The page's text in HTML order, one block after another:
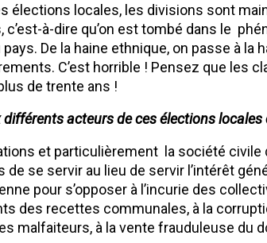
élections locales, les divisions sont
à-dire qu’on est tombé dans le
De la haine ethnique, on passe à la
C’est horrible ! Pensez que les
de trente ans !
différents acteurs de ces élections
et particulièrement la société
se servir au lieu de servir l’intérêt
pour s’opposer à l’incurie des
des recettes communales, à la
malfaiteurs, à la vente frauduleuse du